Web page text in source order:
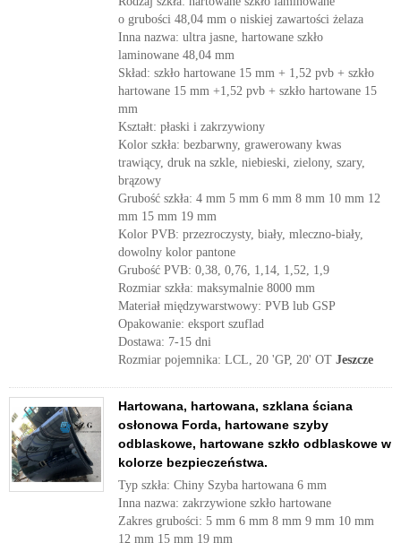
o grubości 48,04 mm o niskiej zawartości żelaza
Inna nazwa: ultra jasne, hartowane szkło
laminowane 48,04 mm
Skład: szkło hartowane 15 mm + 1,52 pvb + szkło
hartowane 15 mm +1,52 pvb + szkło hartowane 15
mm
Kształt: płaski i zakrzywiony
Kolor szkła: bezbarwny, grawerowany kwas
trawiący, druk na szkle, niebieski, zielony, szary,
brązowy
Grubość szkła: 4 mm 5 mm 6 mm 8 mm 10 mm 12
mm 15 mm 19 mm
Kolor PVB: przezroczysty, biały, mleczno-biały,
dowolny kolor pantone
Grubość PVB: 0,38, 0,76, 1,14, 1,52, 1,9
Rozmiar szkła: maksymalnie 8000 mm
Materiał międzywarstwowy: PVB lub GSP
Opakowanie: eksport szuflad
Dostawa: 7-15 dni
Rozmiar pojemnika: LCL, 20 'GP, 20' OT Jeszcze
Hartowana, hartowana, szklana ściana
osłonowa Forda, hartowane szyby
odblaskowe, hartowane szkło odblaskowe w
kolorze bezpieczeństwa.
Typ szkła: Chiny Szyba hartowana 6 mm
Inna nazwa: zakrzywione szkło hartowane
Zakres grubości: 5 mm 6 mm 8 mm 9 mm 10 mm
12 mm 15 mm 19 mm